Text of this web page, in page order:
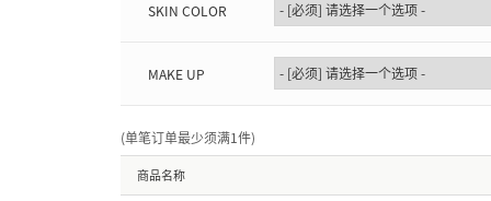
SKIN COLOR
MAKE UP
(单笔订单最少须满1件)
商品名称